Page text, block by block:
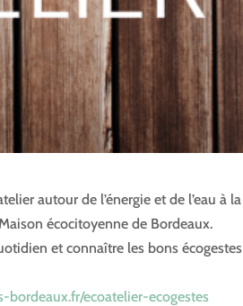
autour de l’énergie et de l’eau à la
écocitoyenne de Bordeaux.
et connaître les bons écogestes
ecoatelier-ecogestes